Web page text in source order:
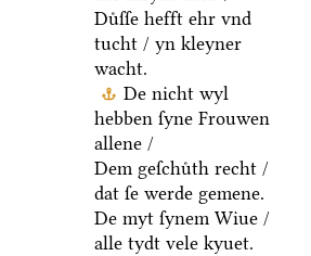
Duͤſſe hefft ehr vnd
tucht / yn kleyner
wacht.
De nicht wyl
hebben ſyne Frouwen
allene /
Dem geſchuͤth recht /
dat ſe werde gemene.
De myt ſynem Wiue /
alle tydt vele kyuet.